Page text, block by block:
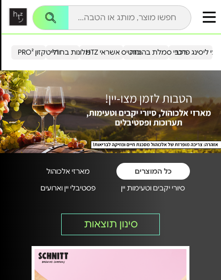
הייטקזון PRO²מלונות בחו"ל כרטיס אשראי HTZ ליסינג פרטירכבי סמלת בהנחה
כל המוצרים
מארזי אלכוהול
סיורי יקבים וטעימות יין
פסטיבלי יין וארועים
סינון תוצאות